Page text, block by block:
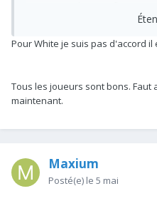
Pour White je suis pas d'accord il
Tous les joueurs sont bons. Faut
maintenant.
Maxium
Posté(e) le 5 mai